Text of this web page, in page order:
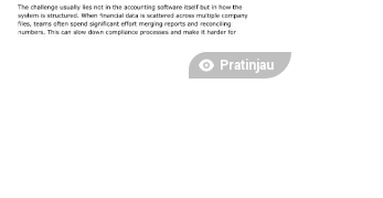
Pratinjau